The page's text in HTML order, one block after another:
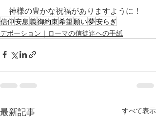
神様の豊かな祝福がありますように！
信仰安息 義御約束希望 願い夢安らぎ
デボーション｜ローマの信徒達への手紙
最新記事 すべて表示